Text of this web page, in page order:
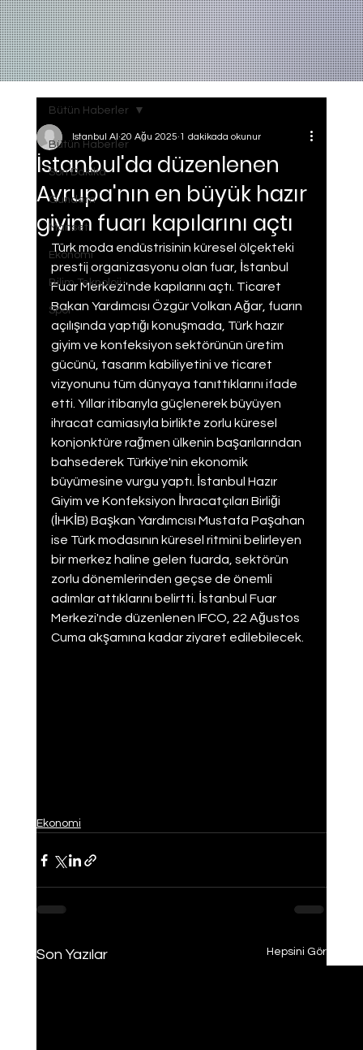
Bütün Haberler
Son Dakika
Gundem
Manset
Ekonomi
Bilim Teknoloji
Spor
Bütün Haberler
İstanbul'da düzenlenen
Avrupa'nın en büyük hazır
giyim fuarı kapılarını açtı
Istanbul AI 20 Ağu 2025 1 dakikada okunur
Türk moda endüstrisinin küresel ölçekteki
prestij organizasyonu olan fuar, İstanbul
Fuar Merkezi'nde kapılarını açtı. Ticaret
Bakan Yardımcısı Özgür Volkan Ağar, fuarın
açılışında yaptığı konuşmada, Türk hazır
giyim ve konfeksiyon sektörünün üretim
gücünü, tasarım kabiliyetini ve ticaret
vizyonunu tüm dünyaya tanıttıklarını ifade
etti. Yıllar itibarıyla güçlenerek büyüyen
ihracat camiasıyla birlikte zorlu küresel
konjonktüre rağmen ülkenin başarılarından
bahsederek Türkiye'nin ekonomik
büyümesine vurgu yaptı. İstanbul Hazır
Giyim ve Konfeksiyon İhracatçıları Birliği
(İHKİB) Başkan Yardımcısı Mustafa Paşahan
ise Türk modasının küresel ritmini belirleyen
bir merkez haline gelen fuarda, sektörün
zorlu dönemlerinden geçse de önemli
adımlar attıklarını belirtti. İstanbul Fuar
Merkezi'nde düzenlenen IFCO, 22 Ağustos
Cuma akşamına kadar ziyaret edilebilecek.
Ekonomi
Son Yazılar Hepsini Gör